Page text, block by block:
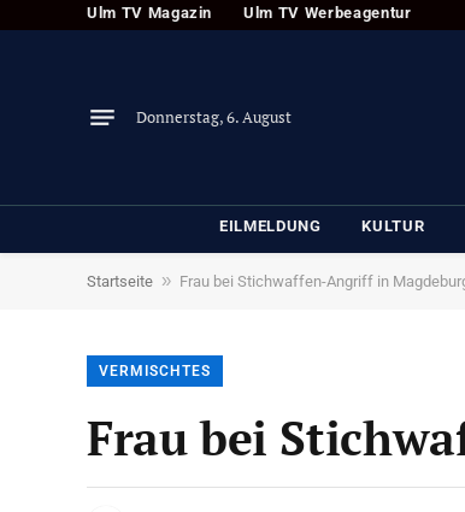
Ulm TV Magazin Ulm TV Werbeagentur
Donnerstag, 6. August
EILMELDUNG KULTUR
Startseite » Frau bei Stichwaffen-Angriff in
VERMISCHTES
Frau bei